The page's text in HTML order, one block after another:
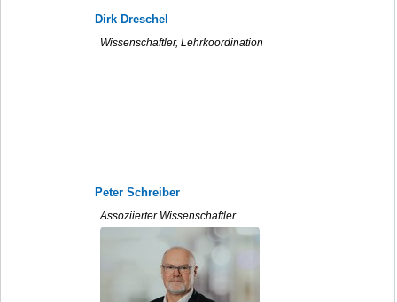
Dirk Dreschel
Wissenschaftler, Lehrkoordination
Peter Schreiber
Assoziierter Wissenschaftler